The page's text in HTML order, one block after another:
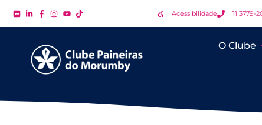
Acessibilidade 11 3779-
O Clube